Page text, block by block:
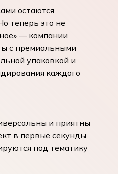
остаются
теперь это не
— компании
с премиальными
упаковкой и
каждого
и приятны
в первые секунды
под тематику